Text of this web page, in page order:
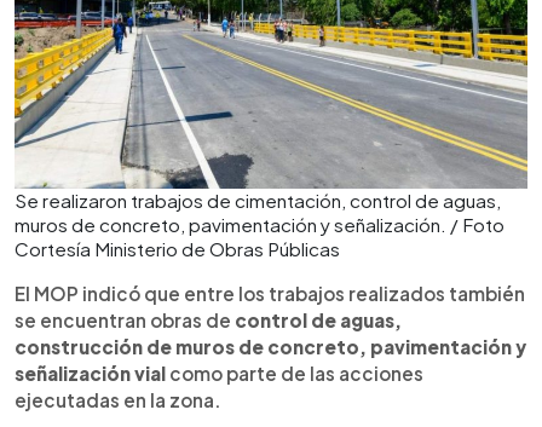
Se realizaron trabajos de cimentación, control de aguas,
muros de concreto, pavimentación y señalización. / Foto
Cortesía Ministerio de Obras Públicas
El MOP indicó que entre los trabajos realizados también
se encuentran obras de control de aguas,
construcción de muros de concreto, pavimentación y
señalización vial como parte de las acciones
ejecutadas en la zona.